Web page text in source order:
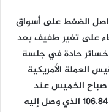
الضغط على أسواق
على تغير طفيف بعد
حادة في جلسة
العملة الأمريكية
صباح الخميس عند
106.70 نقطة، ولا يزال يحوم قرب مستوى 106.84 الذي وصل إليه